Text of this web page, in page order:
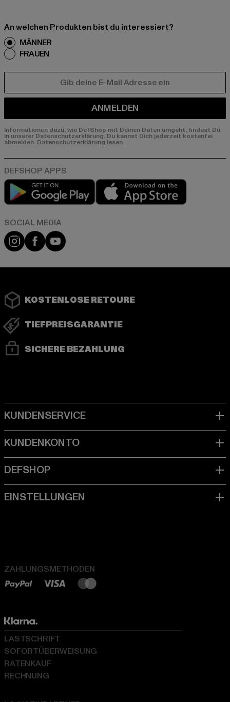
An welchen Produkten bist du interessiert?
MÄNNER
FRAUEN
ANMELDEN
Informationen dazu, wie DefShop mit Deinen Daten umgeht, findest Du
in unserer Datenschutzerklärung. Du kannst Dich jederzeit kostenfei
abmelden. Datenschutzerklärung lesen.
Play market
Instagram
FacebookYouTube
KOSTENLOSE RETOURE
TIEFPREISGARANTIE
SICHERE BEZAHLUNG
ZAHLUNGSMETHODEN
LASTSCHRIFT
SOFORTÜBERWEISUNG
RATENKAUF
RECHNUNG